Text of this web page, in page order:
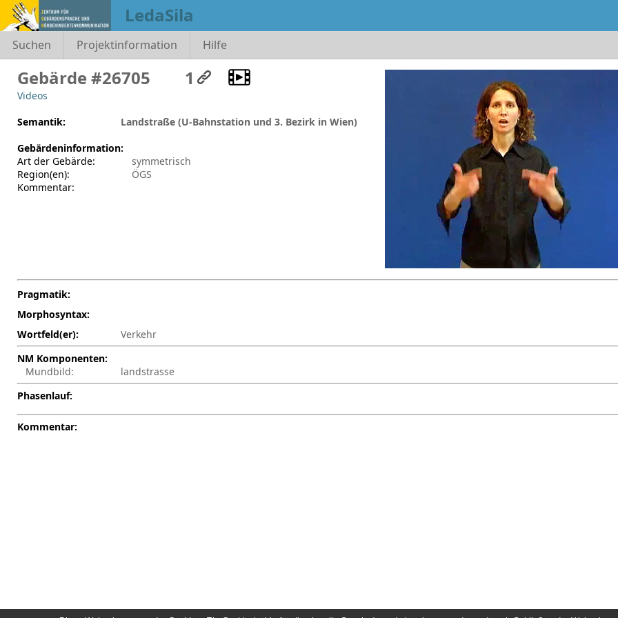
LedaSila
Suchen Projektinformation Hilfe
Gebärde #26705
Videos
1
Semantik:
Landstraße (U-Bahnstation und 3. Bezirk in Wien)
Gebärdeninformation:
Art der Gebärde:
symmetrisch
Region(en):
ÖGS
Kommentar:
Pragmatik:
Morphosyntax:
Wortfeld(er):
Verkehr
NM Komponenten:
Mundbild:
landstrasse
Phasenlauf:
Kommentar: